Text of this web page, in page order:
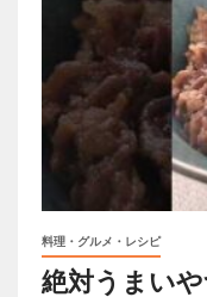
料理・グルメ・レシピ
絶対うまい